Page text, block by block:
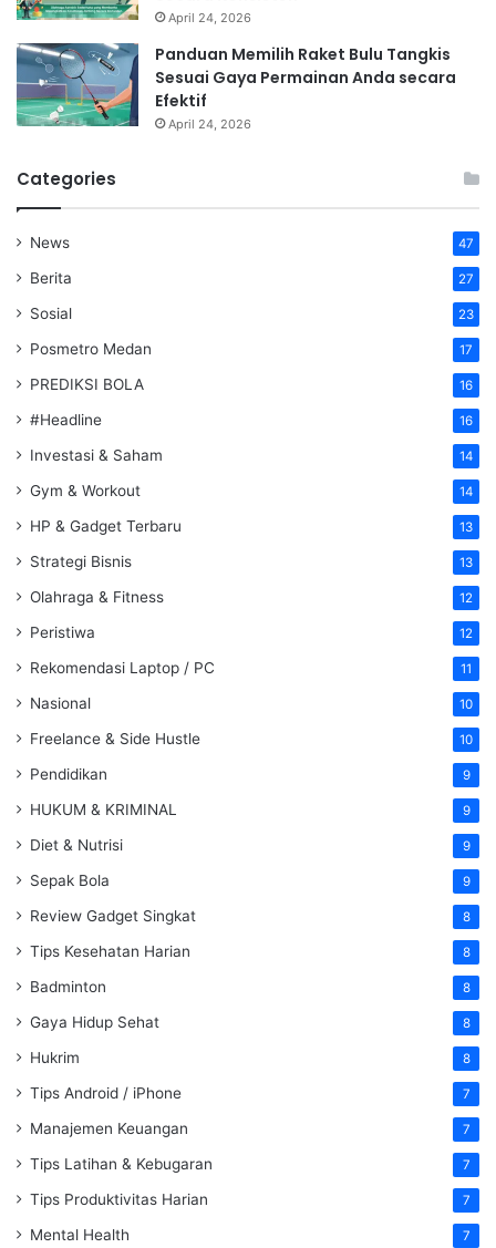
April 24, 2026
Panduan Memilih Raket Bulu Tangkis
Sesuai Gaya Permainan Anda secara
Efektif
April 24, 2026
Categories
News 47
Berita 27
Sosial 23
Posmetro Medan 17
PREDIKSI BOLA 16
#Headline 16
Investasi & Saham 14
Gym & Workout 14
HP & Gadget Terbaru 13
Strategi Bisnis 13
Olahraga & Fitness 12
Peristiwa 12
Rekomendasi Laptop / PC 11
Nasional 10
Freelance & Side Hustle 10
Pendidikan 9
HUKUM & KRIMINAL 9
Diet & Nutrisi 9
Sepak Bola 9
Review Gadget Singkat 8
Tips Kesehatan Harian 8
Badminton 8
Gaya Hidup Sehat 8
Hukrim 8
Tips Android / iPhone 7
Manajemen Keuangan 7
Tips Latihan & Kebugaran 7
Tips Produktivitas Harian 7
Mental Health 7